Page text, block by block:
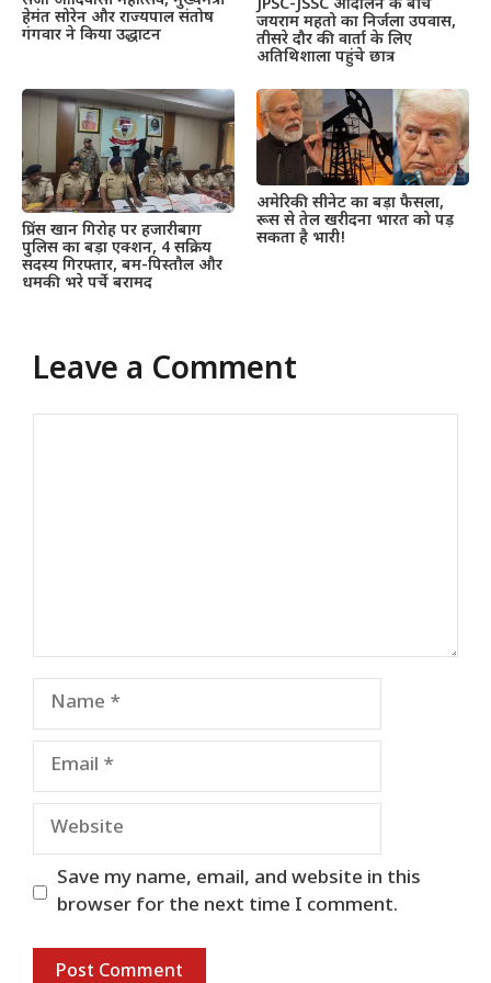
हेमंत सोरेन और राज्यपाल संतोष
गंगवार ने किया उद्धाटन
JPSC-JSSC आंदोलन के बीच
जयराम महतो का निर्जला उपवास,
तीसरे दौर की वार्ता के लिए
अतिथिशाला पहुंचे छात्र
प्रिंस खान गिरोह पर हजारीबाग
पुलिस का बड़ा एक्शन, 4 सक्रिय
सदस्य गिरफ्तार, बम-पिस्तौल और
धमकी भरे पर्चे बरामद
अमेरिकी सीनेट का बड़ा फैसला,
रूस से तेल खरीदना भारत को पड़
सकता है भारी!
Leave a Comment
Name
Email
Website
Save my name, email, and website in this
browser for the next time I comment.